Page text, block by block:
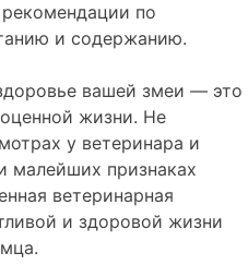
по
и содержанию.
вашей змеи — это
жизни. Не
у ветеринара и
малейших признаках
ветеринарная
и здоровой жизни